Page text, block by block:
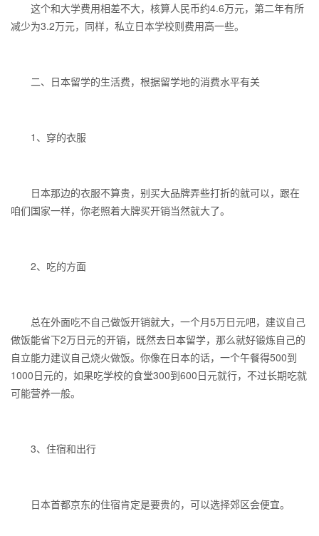
这个和大学费用相差不大，核算人民币约4.6万元，第二年有所
减少为3.2万元，同样，私立日本学校则费用高一些。
二、日本留学的生活费，根据留学地的消费水平有关
1、穿的衣服
日本那边的衣服不算贵，别买大品牌弄些打折的就可以，跟在
咱们国家一样，你老照着大牌买开销当然就大了。
2、吃的方面
总在外面吃不自己做饭开销就大，一个月5万日元吧，建议自己
做饭能省下2万日元的开销，既然去日本留学，那么就好锻炼自己的
自立能力建议自己烧火做饭。你像在日本的话，一个午餐得500到
1000日元的，如果吃学校的食堂300到600日元就行，不过长期吃就
可能营养一般。
3、住宿和出行
日本首都京东的住宿肯定是要贵的，可以选择郊区会便宜。